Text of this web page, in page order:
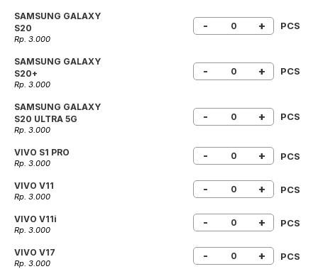
SAMSUNG GALAXY
S20
Rp. 3.000
- + PCS
SAMSUNG GALAXY
S20+
Rp. 3.000
- + PCS
SAMSUNG GALAXY
S20 ULTRA 5G
Rp. 3.000
- + PCS
VIVO S1 PRO
Rp. 3.000
- + PCS
VIVO V11
Rp. 3.000
- + PCS
VIVO V11i
Rp. 3.000
- + PCS
VIVO V17
Rp. 3.000
- + PCS